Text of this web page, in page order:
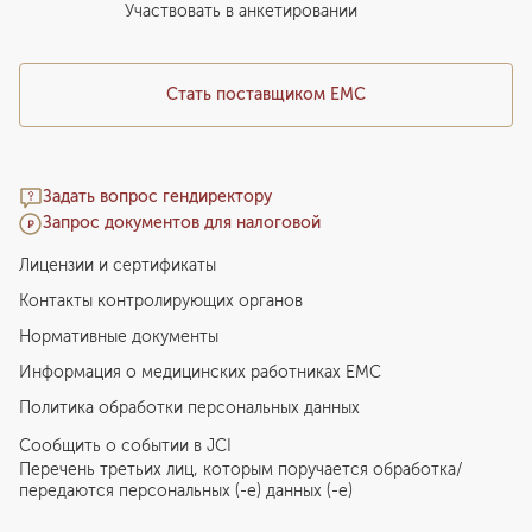
Медицинский туризм
Стать поставщиком ЕМС
Задать вопрос гендиректору
Запрос документов для налоговой
Участвовать в анкетировании
Лицензии и сертификаты
Контакты контролирующих органов
Нормативные документы
Информация о медицинских работниках EMC
Политика обработки персональных данных
Сообщить о событии в JCI
Перечень третьих лиц, которым поручается обработка/
передаются персональных (-е) данных (-е)